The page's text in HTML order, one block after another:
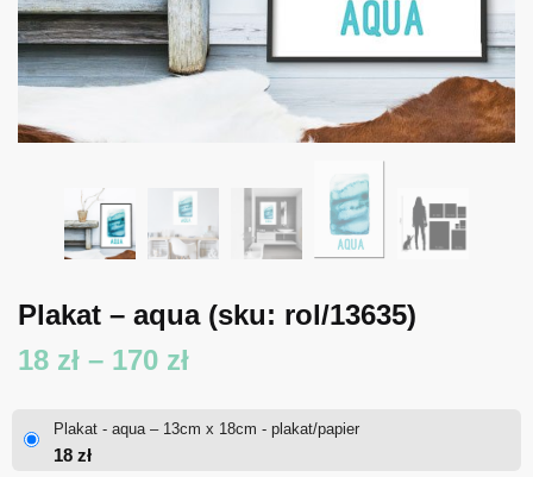
Plakat – aqua (sku: rol/13635)
18 zł – 170 złZakres
Plakat - aqua – 13cm x 18cm - plakat/papier
18 zł